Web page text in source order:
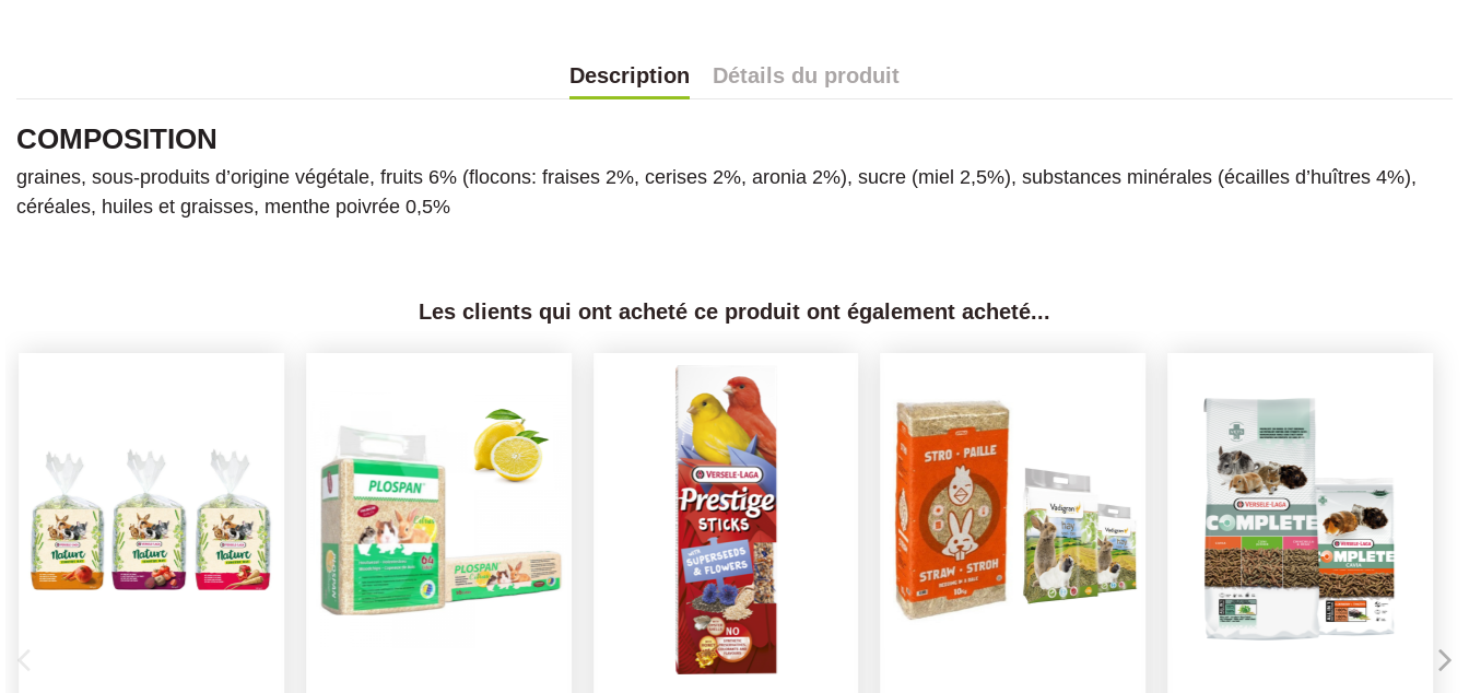
Description Détails du produit
COMPOSITION
graines, sous-produits d’origine végétale, fruits 6% (flocons: fraises 2%, cerises 2%, aronia 2%), sucre (miel 2,5%), substances minérales (écailles d’huîtres 4%),
céréales, huiles et graisses, menthe poivrée 0,5%
Les clients qui ont acheté ce produit ont également acheté...